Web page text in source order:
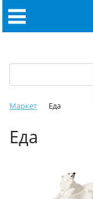
Маркет Еда
Еда